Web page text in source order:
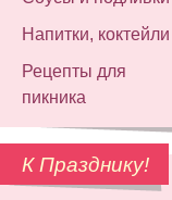
Напитки, коктейли
Рецепты для
пикника
К Празднику!